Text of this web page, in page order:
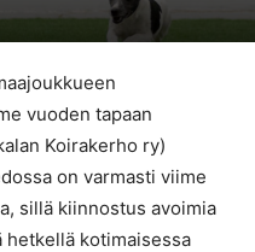
vuoden tapaan
Koirakerho ry)
on varmasti viime
sillä kiinnostus avoimia
kotimaisessa